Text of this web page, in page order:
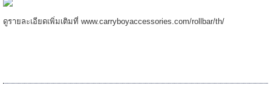
ดูรายละเอียดเพิ่มเติมที่ www.carryboyaccessories.com/rollbar/th/